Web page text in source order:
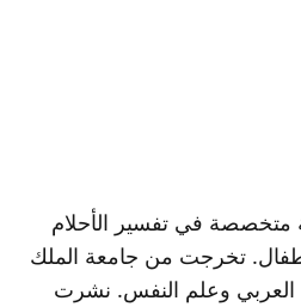
في تفسير الأحلام
تخرجت من جامعة الملك
وعلم النفس. نشرت